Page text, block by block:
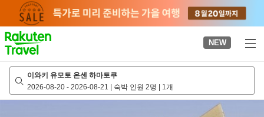
page
NEW
이와키 유모토 온센 하마토쿠
2026-08-20 - 2026-08-21 | 숙박 인원 2명 | 1개